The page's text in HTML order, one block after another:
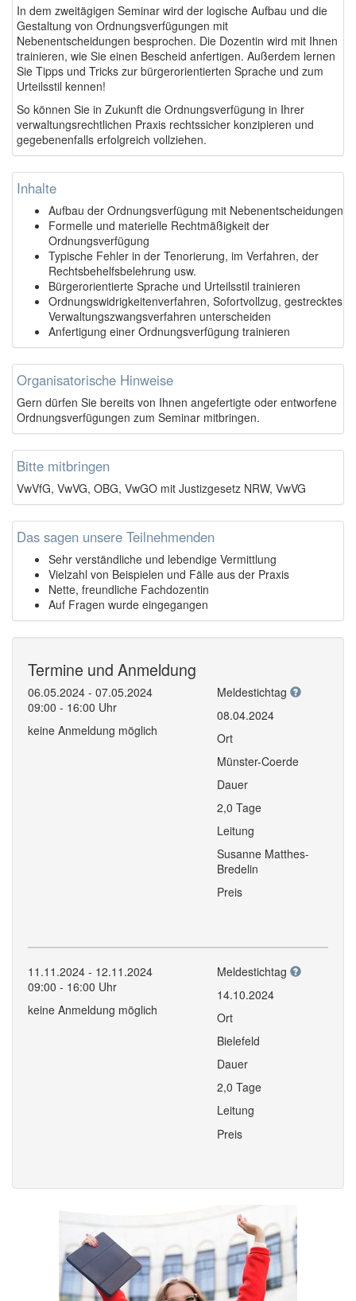
In dem zweitägigen Seminar wird der logische Aufbau und die
Gestaltung von Ordnungsverfügungen mit
Nebenentscheidungen besprochen. Die Dozentin wird mit Ihnen
trainieren, wie Sie einen Bescheid anfertigen. Außerdem lernen
Sie Tipps und Tricks zur bürgerorientierten Sprache und zum
Urteilsstil kennen!
So können Sie in Zukunft die Ordnungsverfügung in Ihrer
verwaltungsrechtlichen Praxis rechtssicher konzipieren und
gegebenenfalls erfolgreich vollziehen.
Inhalte
Aufbau der Ordnungsverfügung mit Nebenentscheidungen
Formelle und materielle Rechtmäßigkeit der
Ordnungsverfügung
Typische Fehler in der Tenorierung, im Verfahren, der
Rechtsbehelfsbelehrung usw.
Bürgerorientierte Sprache und Urteilsstil trainieren
Ordnungswidrigkeitenverfahren, Sofortvollzug, gestrecktes
Verwaltungszwangsverfahren unterscheiden
Anfertigung einer Ordnungsverfügung trainieren
Organisatorische Hinweise
Gern dürfen Sie bereits von Ihnen angefertigte oder entworfene
Ordnungsverfügungen zum Seminar mitbringen.
Bitte mitbringen
VwVfG, VwVG, OBG, VwGO mit Justizgesetz NRW, VwVG
Das sagen unsere Teilnehmenden
Sehr verständliche und lebendige Vermittlung
Vielzahl von Beispielen und Fälle aus der Praxis
Nette, freundliche Fachdozentin
Auf Fragen wurde eingegangen
Termine und Anmeldung
06.05.2024 - 07.05.2024
09:00 - 16:00 Uhr
keine Anmeldung möglich
Meldestichtag
08.04.2024
Ort
Münster-Coerde
Dauer
2,0 Tage
Leitung
Susanne Matthes-
Bredelin
Preis
11.11.2024 - 12.11.2024
09:00 - 16:00 Uhr
keine Anmeldung möglich
Meldestichtag
14.10.2024
Ort
Bielefeld
Dauer
2,0 Tage
Leitung
Preis